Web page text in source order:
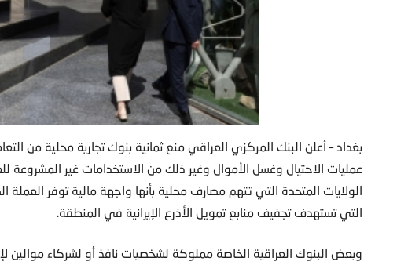
بغداد – أعلن البنك المركزي العراقي منع ثمانية بنوك تجارية محلية من
عمليات الاحتيال وغسل الأموال وغير ذلك من الاستخدامات غير المشروعة
الولايات المتحدة التي تتهم مصارف محلية بأنها واجهة مالية توفر العملة
التي تستهدف تجفيف منابع تمويل الأذرع الإيرانية في المنطقة.
وبعض البنوك العراقية الخاصة مملوكة لشخصيات نافذ أو لشركاء موالين